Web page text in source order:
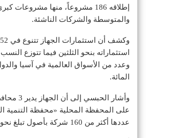
إطلاقه 186 مشروعاً، منها
والمتوسطة والشركات الناشئة.
المائة.
على المحفظة المحلية «محفظة التنمية
عددها أكثر من 160 شركة بأصول تبلغ نحو 13.09 مليار ريال (34 مليار دولار).